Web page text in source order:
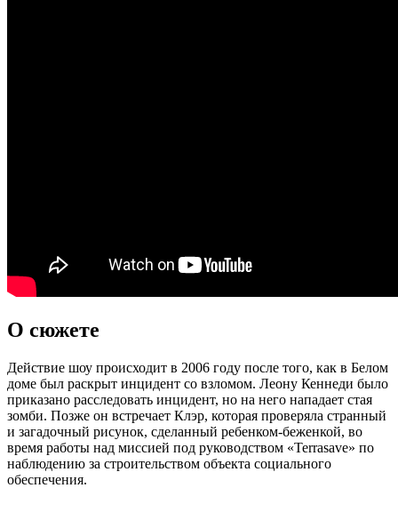
О сюжете
Действие шоу происходит в 2006 году после того, как в Белом
доме был раскрыт инцидент со взломом. Леону Кеннеди было
приказано расследовать инцидент, но на него нападает стая
зомби. Позже он встречает Клэр, которая проверяла странный
и загадочный рисунок, сделанный ребенком-беженкой, во
время работы над миссией под руководством «Terrasave» по
наблюдению за строительством объекта социального
обеспечения.